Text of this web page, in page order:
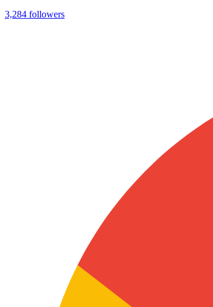
3,284 followers